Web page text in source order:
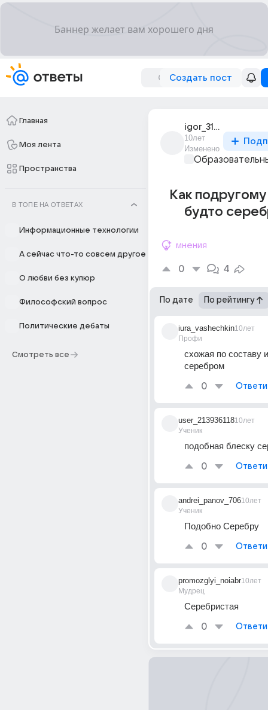
Создать пост
Главная
Моя лента
Пространства
В ТОПЕ НА ОТВЕТАХ
Информационные технологии
А сейчас что-то совсем другое
О любви без купюр
Философский вопрос
Политические дебаты
Смотреть все
igor_31421
10лет
Изменено
Как подругому
будто
мнения
0 4
По дате По рейтингу
iura_vashechkin
Профи
10лет
схожая по составу
серебром
0
user_213936118
Ученик
10лет
подобная блеску
0
andrei_panov_706
Ученик
10лет
Подобно Серебру
0
promozglyi_noiabr
Мудрец
10лет
Серебристая
0